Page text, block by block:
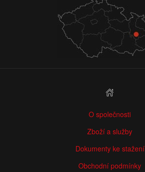
O společnosti
Zboží a služby
Dokumenty ke stažení
Obchodní podmínky